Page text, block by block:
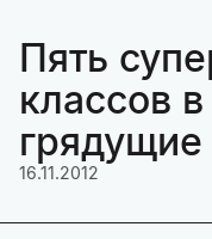
Пять
классов
16.11.2012